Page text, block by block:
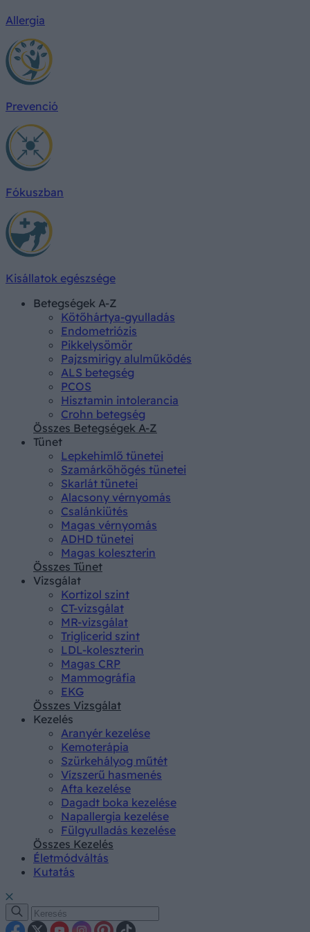
Allergia
Prevenció
Fókuszban
Kisállatok egészsége
Betegségek A-Z
Kötőhártya-gyulladás
Endometriózis
Pikkelysömör
Pajzsmirigy alulműködés
ALS betegség
PCOS
Hisztamin intolerancia
Crohn betegség
Összes Betegségek A-Z
Tünet
Lepkehimlő tünetei
Szamárköhögés tünetei
Skarlát tünetei
Alacsony vérnyomás
Csalánkiütés
Magas vérnyomás
ADHD tünetei
Magas koleszterin
Összes Tünet
Vizsgálat
Kortizol szint
CT-vizsgálat
MR-vizsgálat
Triglicerid szint
LDL-koleszterin
Magas CRP
Mammográfia
EKG
Összes Vizsgálat
Kezelés
Aranyér kezelése
Kemoterápia
Szürkehályog műtét
Vízszerű hasmenés
Afta kezelése
Dagadt boka kezelése
Napallergia kezelése
Fülgyulladás kezelése
Összes Kezelés
Életmódváltás
Kutatás